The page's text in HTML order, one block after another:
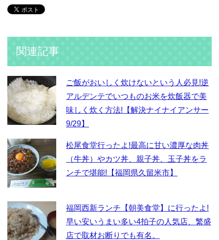
関連記事
ご飯がおいしく炊けないという人必見!逆
アルデンテでいつものお米を炊飯器で美
味しく炊く方法!【解決ナイナイアンサー
9/29】
松尾食堂行ったよ!最高に甘い濃厚な肉丼
（牛丼）やカツ丼、親子丼、玉子丼をラ
ンチで堪能!【福岡県久留米市】
福岡西新ランチ【朝美食堂】に行ったよ!
早い安いうまい多い4拍子の人気店、繁盛
店で取材お断りでも有名。